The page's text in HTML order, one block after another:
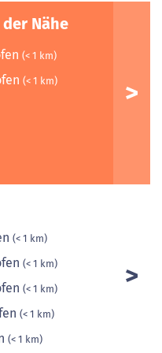
Nähe
(< 1 km)
(< 1 km)
(< 1 km)
(< 1 km)
(< 1 km)
(< 1 km)
(< 1 km)